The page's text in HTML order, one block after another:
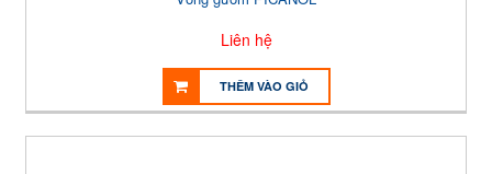
Liên hệ
THÊM VÀO GIỎ